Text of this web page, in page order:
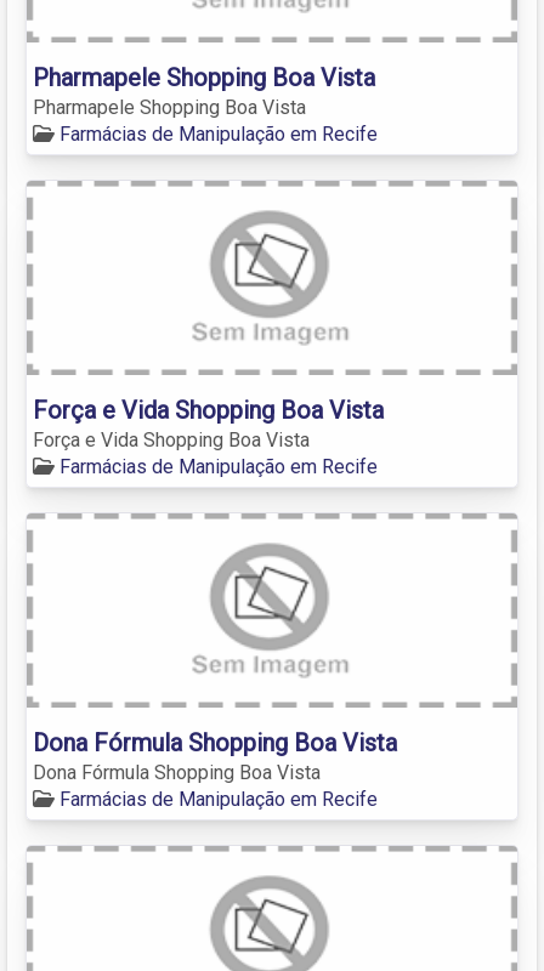
Pharmapele Shopping Boa Vista
Pharmapele Shopping Boa Vista
Farmácias de Manipulação em Recife
Força e Vida Shopping Boa Vista
Força e Vida Shopping Boa Vista
Farmácias de Manipulação em Recife
Dona Fórmula Shopping Boa Vista
Dona Fórmula Shopping Boa Vista
Farmácias de Manipulação em Recife